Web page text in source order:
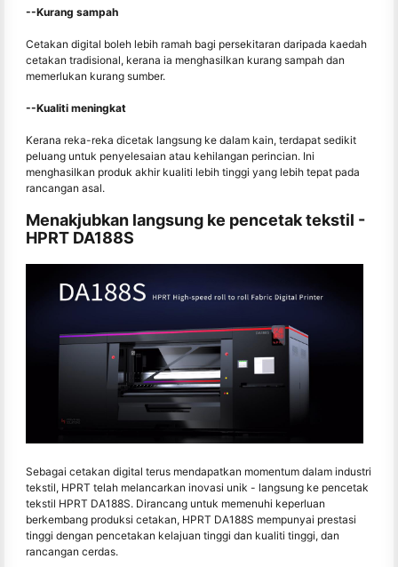
--Kurang sampah
Cetakan digital boleh lebih ramah bagi persekitaran daripada kaedah
cetakan tradisional, kerana ia menghasilkan kurang sampah dan
memerlukan kurang sumber.
--Kualiti meningkat
Kerana reka-reka dicetak langsung ke dalam kain, terdapat sedikit
peluang untuk penyelesaian atau kehilangan perincian. Ini
menghasilkan produk akhir kualiti lebih tinggi yang lebih tepat pada
rancangan asal.
Menakjubkan langsung ke pencetak tekstil -
HPRT DA188S
Sebagai cetakan digital terus mendapatkan momentum dalam industri
tekstil, HPRT telah melancarkan inovasi unik - langsung ke pencetak
tekstil HPRT DA188S. Dirancang untuk memenuhi keperluan
berkembang produksi cetakan, HPRT DA188S mempunyai prestasi
tinggi dengan pencetakan kelajuan tinggi dan kualiti tinggi, dan
rancangan cerdas.